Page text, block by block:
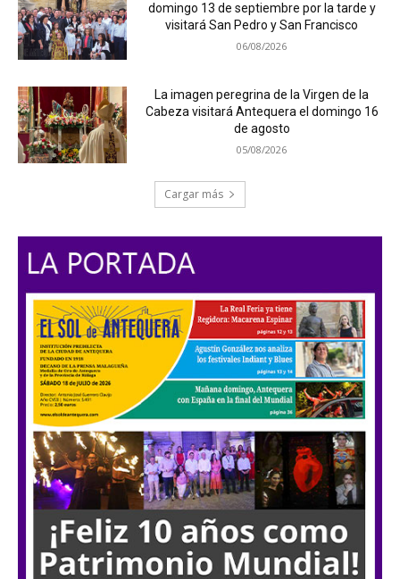
domingo 13 de septiembre por la tarde y
visitará San Pedro y San Francisco
06/08/2026
La imagen peregrina de la Virgen de la
Cabeza visitará Antequera el domingo 16
de agosto
05/08/2026
Cargar más